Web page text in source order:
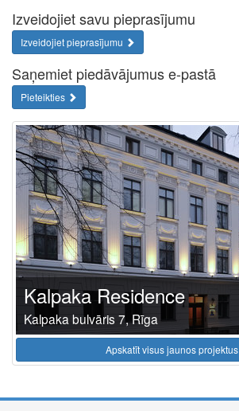
Izveidojiet savu pieprasījumu
Izveidojiet pieprasījumu
Saņemiet piedāvājumus e-pastā
Pieteikties
Kalpaka Residence
Kalpaka bulvāris 7, Rīga
Apskatīt visus jaunos projektus